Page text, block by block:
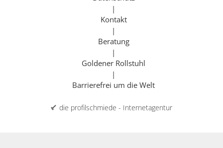
|
Kontakt
|
Beratung
|
Goldener Rollstuhl
|
Barrierefrei um die Welt
die profilschmiede - Internetagentur